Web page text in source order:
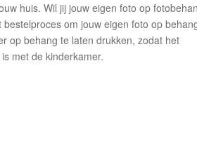
huis. Wil jij jouw eigen foto op
om jouw eigen foto op
op behang te laten drukken, zodat het
met de kinderkamer.